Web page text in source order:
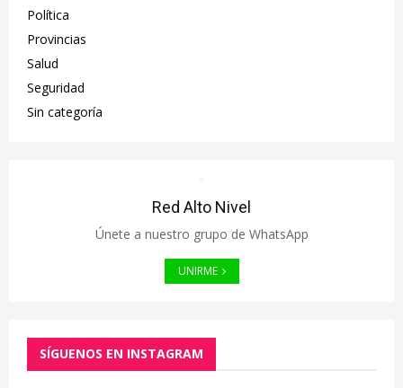
Política
Provincias
Salud
Seguridad
Sin categoría
Red Alto Nivel
Únete a nuestro grupo de WhatsApp
UNIRME
SÍGUENOS EN INSTAGRAM